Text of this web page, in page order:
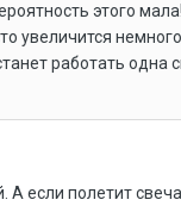
этого
увеличится
работать одна
А если полетит